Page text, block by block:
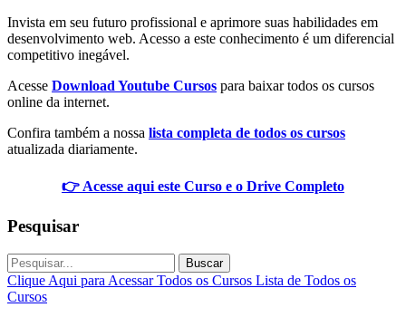
Invista em seu futuro profissional e aprimore suas habilidades em
desenvolvimento web. Acesso a este conhecimento é um diferencial
competitivo inegável.
Acesse Download Youtube Cursos para baixar todos os cursos
online da internet.
Confira também a nossa lista completa de todos os cursos
atualizada diariamente.
👉 Acesse aqui este Curso e o Drive Completo
Pesquisar
Buscar
Clique Aqui para Acessar Todos os Cursos Lista de Todos os
Cursos